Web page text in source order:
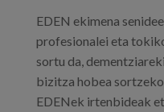
Press
EDEN ekimena
profesionalei eta
sortu da,
bizitza hobea sortzeko
EDENek irtenbideak